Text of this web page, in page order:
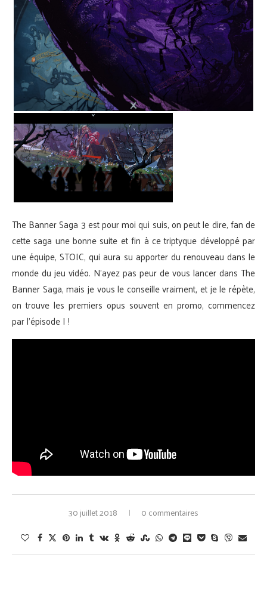
The Banner Saga 3 est pour moi qui suis, on peut le dire, fan de
cette saga une bonne suite et fin à ce triptyque développé par
une équipe, STOIC, qui aura su apporter du renouveau dans le
monde du jeu vidéo. N’ayez pas peur de vous lancer dans The
Banner Saga, mais je vous le conseille vraiment, et je le répète,
on trouve les premiers opus souvent en promo, commencez
par l’épisode I !
30 juillet 2018 0 commentaires